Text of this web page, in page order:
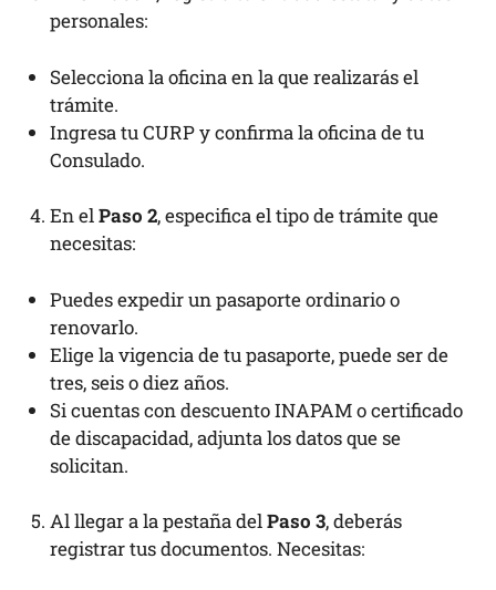
personales:
Selecciona la oficina en la que realizarás el
trámite.
Ingresa tu CURP y confirma la oficina de tu
Consulado.
En elPaso 2, especifica el tipo de trámite que
necesitas:
Puedes expedir un pasaporte ordinario o
renovarlo.
Elige la vigencia de tu pasaporte, puede ser de
tres, seis o diez años.
Si cuentas con descuento INAPAM o certificado
de discapacidad, adjunta los datos que se
solicitan.
Al llegar a la pestaña delPaso 3, deberás
registrar tus documentos. Necesitas: